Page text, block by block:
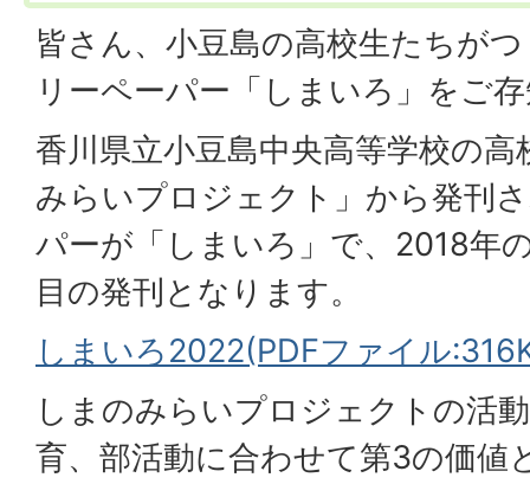
皆さん、小豆島の高校生たちが
リーペーパー「しまいろ」をご
香川県立小豆島中央高等学校の
みらいプロジェクト」から発刊
パーが「しまいろ」で、2018年
目の発刊となります。
しまいろ2022(PDFファイル
しまのみらいプロジェクトの活
育、部活動に合わせて第3の価値